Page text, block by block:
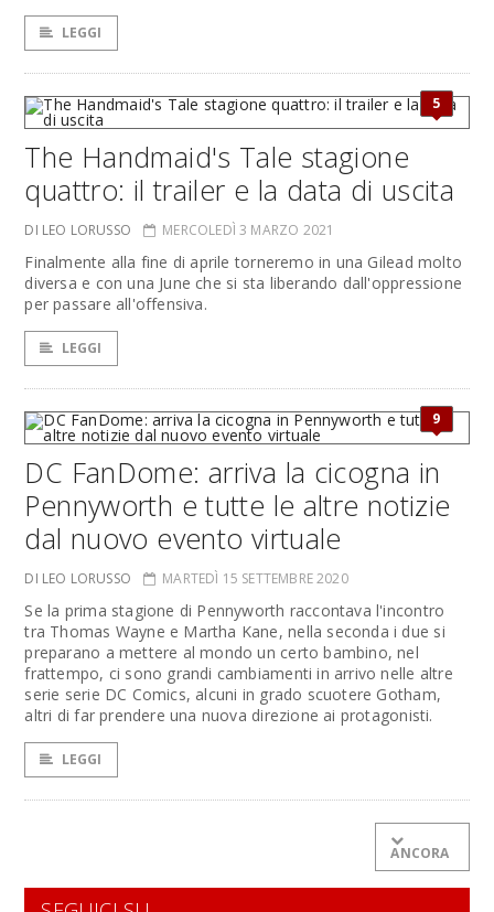
LEGGI
5
The Handmaid's Tale stagione
quattro: il trailer e la data di uscita
DI LEO LORUSSO MERCOLEDÌ 3 MARZO 2021
Finalmente alla fine di aprile torneremo in una Gilead molto
diversa e con una June che si sta liberando dall'oppressione
per passare all'offensiva.
LEGGI
9
DC FanDome: arriva la cicogna in
Pennyworth e tutte le altre notizie
dal nuovo evento virtuale
DI LEO LORUSSO MARTEDÌ 15 SETTEMBRE 2020
Se la prima stagione di Pennyworth raccontava l'incontro
tra Thomas Wayne e Martha Kane, nella seconda i due si
preparano a mettere al mondo un certo bambino, nel
frattempo, ci sono grandi cambiamenti in arrivo nelle altre
serie serie DC Comics, alcuni in grado scuotere Gotham,
altri di far prendere una nuova direzione ai protagonisti.
LEGGI
ANCORA